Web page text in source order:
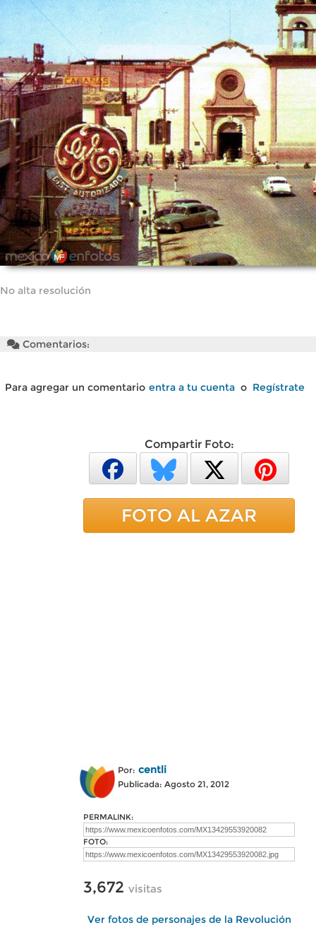
No alta resolución
Comentarios:
Para agregar un comentario entra a tu cuenta o Regístrate
Compartir Foto:
FOTO AL AZAR
Por: centli
Publicada: Agosto 21, 2012
PERMALINK:
FOTO:
3,672 visitas
Ver fotos de personajes de la Revolución